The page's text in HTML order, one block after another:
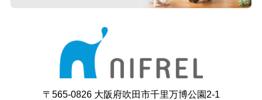
〒565-0826 大阪府吹田市千里万博公園2-1